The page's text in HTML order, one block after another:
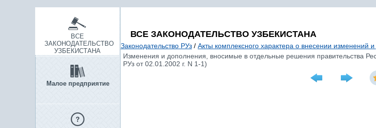
ВСЕ
ЗАКОНОДАТЕЛЬСТВО
УЗБЕКИСТАНА
Малое предприятие
ВСЕ ЗАКОНОДАТЕЛЬСТВО УЗБЕКИСТАНА
Законодательство РУз / Акты комплексного характера о внесении изменений
Изменения и дополнения, вносимые в отдельные решения правительства
РУз от 02.01.2002 г. N 1-1)